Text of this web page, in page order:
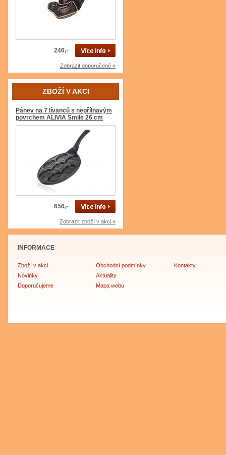
246,-
Zobrazit doporučené »
ZBOŽÍ V AKCI
Pánev na 7 lívanců s nepřílnavým
povrchem ALIVIA Smile 26 cm
656,-
Zobrazit zboží v akci »
INFORMACE
Zboží v akci
Novinky
Doporučujeme
Obchodní podmínky
Aktuality
Mapa webu
Kontakty